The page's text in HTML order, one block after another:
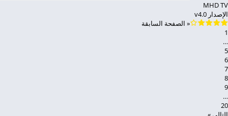
MHD TV
الإصدار v4.0
« الصفحة السابقة
1
…
5
6
7
8
9
…
20